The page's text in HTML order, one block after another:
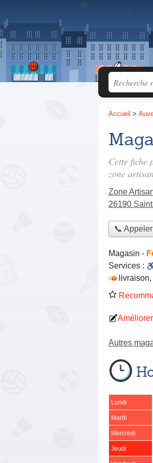
Accueil >
Cette fiche
zone
Zone
26190
📞
Magasin -
Services :
livraison,
Autres
Lundi
Mardi
Mercredi
Jeudi